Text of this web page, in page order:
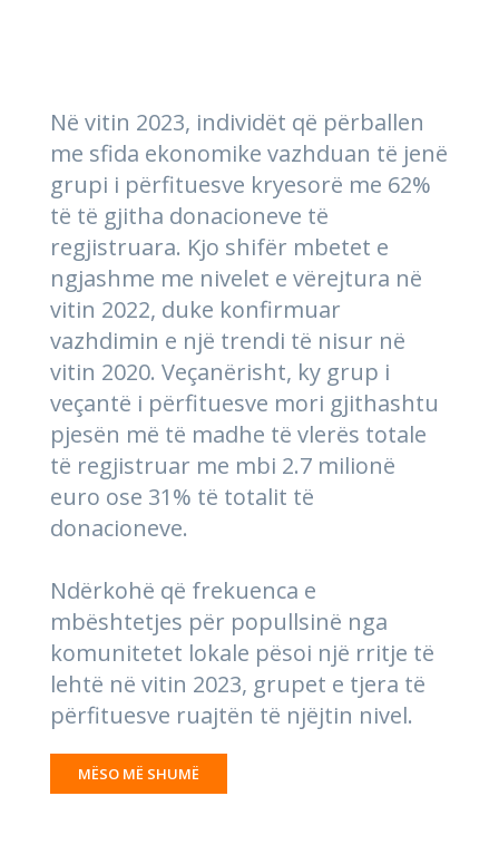
Në vitin 2023, individët që përballen
me sfida ekonomike vazhduan të jenë
grupi i përfituesve kryesorë me 62%
të të gjitha donacioneve të
regjistruara. Kjo shifër mbetet e
ngjashme me nivelet e vërejtura në
vitin 2022, duke konfirmuar
vazhdimin e një trendi të nisur në
vitin 2020. Veçanërisht, ky grup i
veçantë i përfituesve mori gjithashtu
pjesën më të madhe të vlerës totale
të regjistruar me mbi 2.7 milionë
euro ose 31% të totalit të
donacioneve.
Ndërkohë që frekuenca e
mbështetjes për popullsinë nga
komunitetet lokale pësoi një rritje të
lehtë në vitin 2023, grupet e tjera të
përfituesve ruajtën të njëjtin nivel.
MËSO MË SHUMË